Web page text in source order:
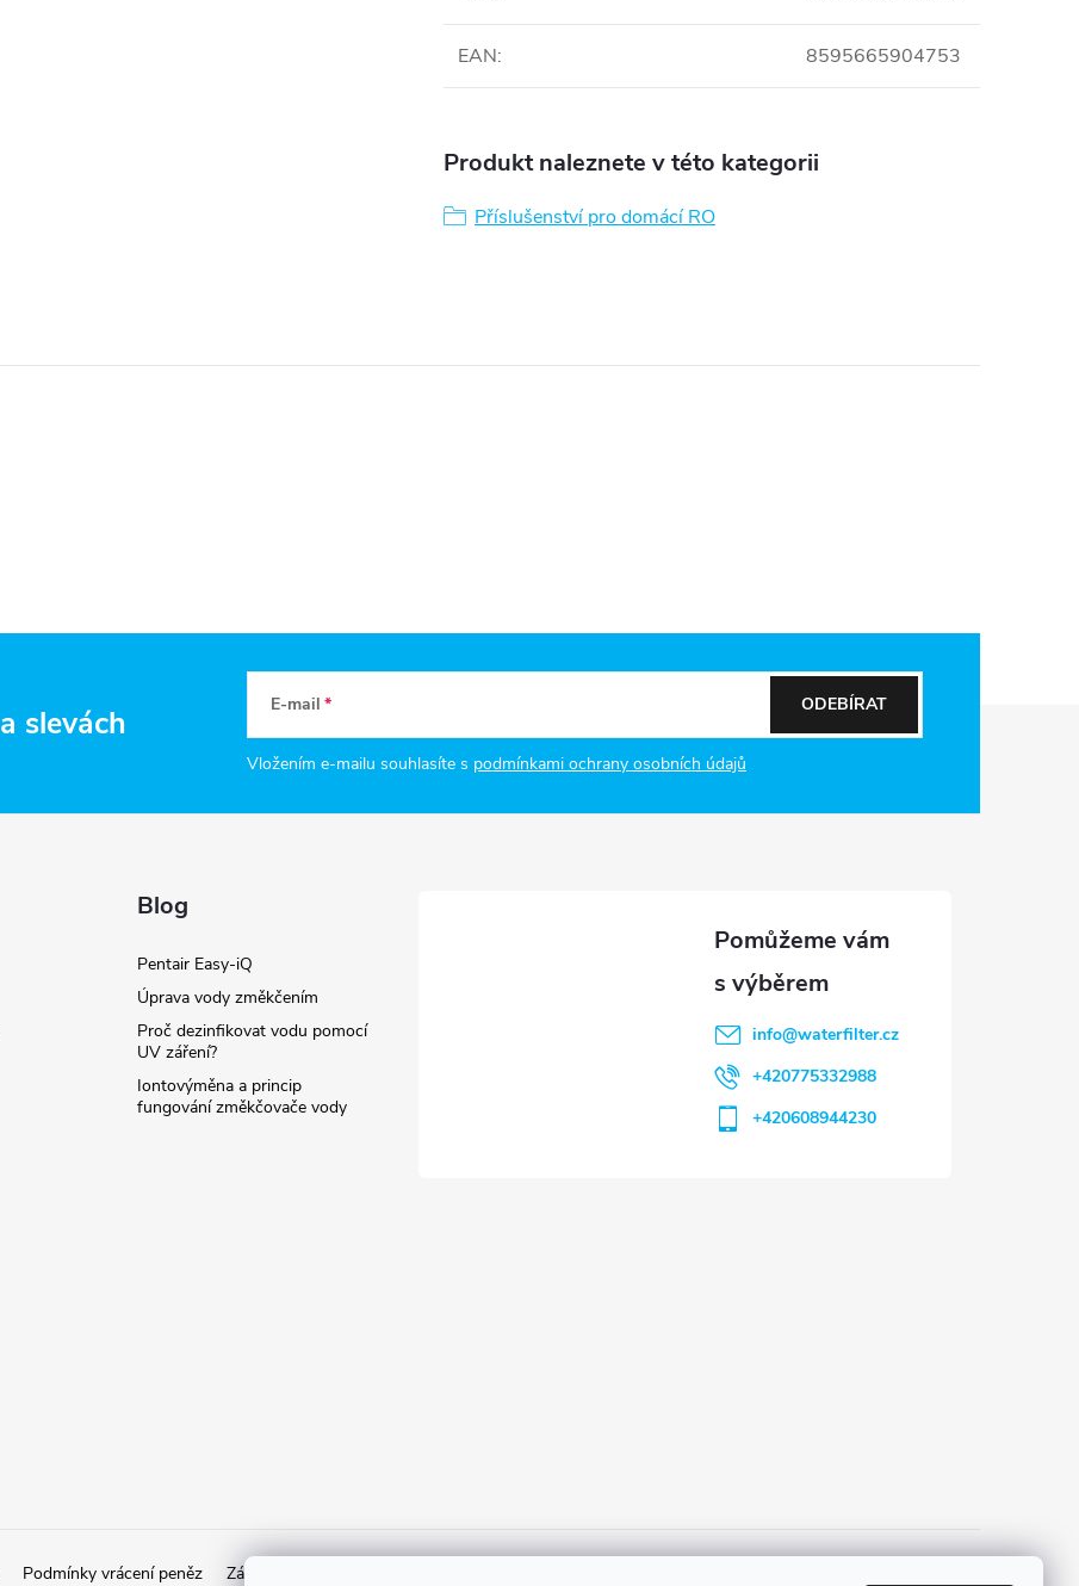
EAN: 8595665904753
Produkt naleznete v této kategorii
Příslušenství pro domácí RO
a slevách E-mail
Vložením e-mailu souhlasíte s podmínkami ochrany osobních údajů
ODEBÍRAT
Blog
Pentair Easy-iQ
Úprava vody změkčením
Proč dezinfikovat vodu pomocí
UV záření?
Iontovýměna a princip
fungování změkčovače vody
info@waterfilter.cz
+420775332988
+420608944230
Podmínky vrácení peněz Zásady ochrany osobních údajů